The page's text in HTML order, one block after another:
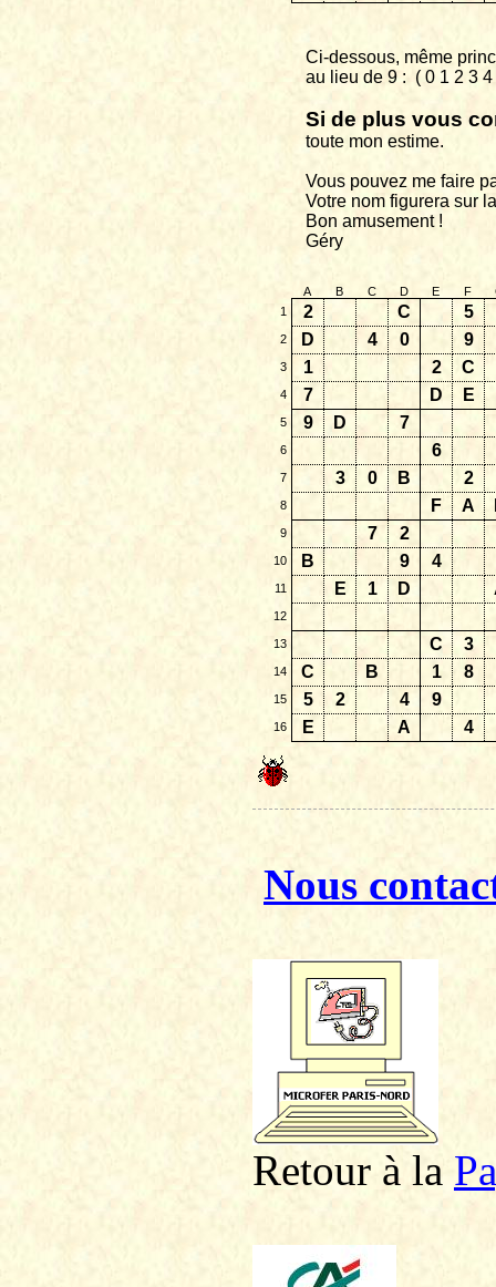
Ci-dessous, même
au lieu de 9 : ( 0 1 2 3
Si de plus vous
toute mon estime.
Vous pouvez me faire
Votre nom figurera sur
Bon amusement !
Géry
A B C D E F
1
2 C 5
2 D 4 0 9
3 1 2 C
4 7 D E
5 9 D 7
6 6
7 3 0 B 2
8 F A
9 7 2
10 B 9 4
11 E 1 D
12
13 C 3
14 C B 1 8
15 5 2 4 9
16 E A 4
Nous
Retour à la P